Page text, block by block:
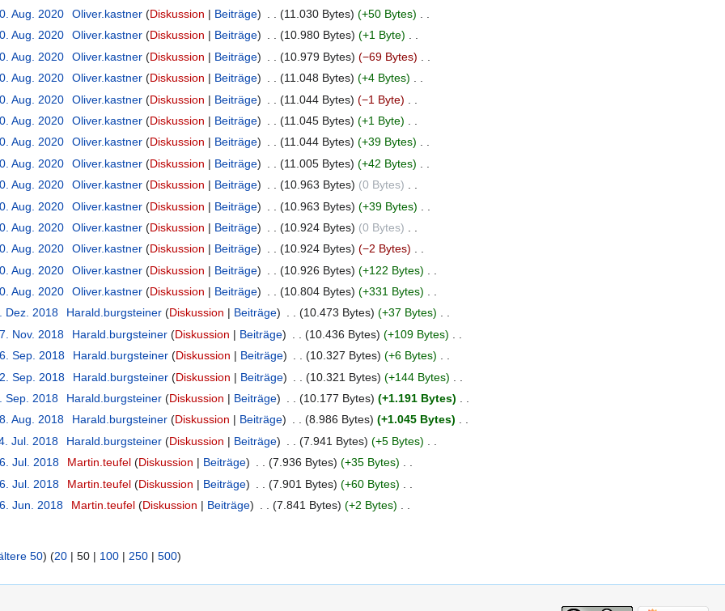
Aug. 2020 Oliver.kastner Diskussion Beiträge 11.030 Bytes +50 Bytes
Aug. 2020 Oliver.kastner Diskussion Beiträge 10.980 Bytes +1 Byte
Aug. 2020 Oliver.kastner Diskussion Beiträge 10.979 Bytes −69 Bytes
Aug. 2020 Oliver.kastner Diskussion Beiträge 11.048 Bytes +4 Bytes
Aug. 2020 Oliver.kastner Diskussion Beiträge 11.044 Bytes −1 Byte
Aug. 2020 Oliver.kastner Diskussion Beiträge 11.045 Bytes +1 Byte
Aug. 2020 Oliver.kastner Diskussion Beiträge 11.044 Bytes +39 Bytes
Aug. 2020 Oliver.kastner Diskussion Beiträge 11.005 Bytes +42 Bytes
Aug. 2020 Oliver.kastner Diskussion Beiträge 10.963 Bytes 0 Bytes
Aug. 2020 Oliver.kastner Diskussion Beiträge 10.963 Bytes +39 Bytes
Aug. 2020 Oliver.kastner Diskussion Beiträge 10.924 Bytes 0 Bytes
Aug. 2020 Oliver.kastner Diskussion Beiträge 10.924 Bytes −2 Bytes
Aug. 2020 Oliver.kastner Diskussion Beiträge 10.926 Bytes +122 Bytes
Aug. 2020 Oliver.kastner Diskussion Beiträge 10.804 Bytes +331 Bytes
Dez. 2018 Harald.burgsteiner Diskussion Beiträge 10.473 Bytes +37 Bytes
Nov. 2018 Harald.burgsteiner Diskussion Beiträge 10.436 Bytes +109 Bytes
Sep. 2018 Harald.burgsteiner Diskussion Beiträge 10.327 Bytes +6 Bytes
Sep. 2018 Harald.burgsteiner Diskussion Beiträge 10.321 Bytes +144 Bytes
Sep. 2018 Harald.burgsteiner Diskussion Beiträge 10.177 Bytes +1.191 Bytes
Aug. 2018 Harald.burgsteiner Diskussion Beiträge 8.986 Bytes +1.045 Bytes
Jul. 2018 Harald.burgsteiner Diskussion Beiträge 7.941 Bytes +5 Bytes
Jul. 2018 Martin.teufel Diskussion Beiträge 7.936 Bytes +35 Bytes
Jul. 2018 Martin.teufel Diskussion Beiträge 7.901 Bytes +60 Bytes
Jun. 2018 Martin.teufel Diskussion Beiträge 7.841 Bytes +2 Bytes
50) (20 | 50 | 100 | 250 | 500)